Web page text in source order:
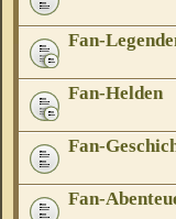
Fan-
Fan-Helden
Fan-
Fan-